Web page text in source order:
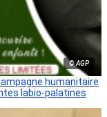
© AGP
humanitaire
labio-palatines